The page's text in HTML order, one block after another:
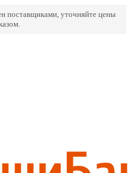
поставщиками, уточняйте цены